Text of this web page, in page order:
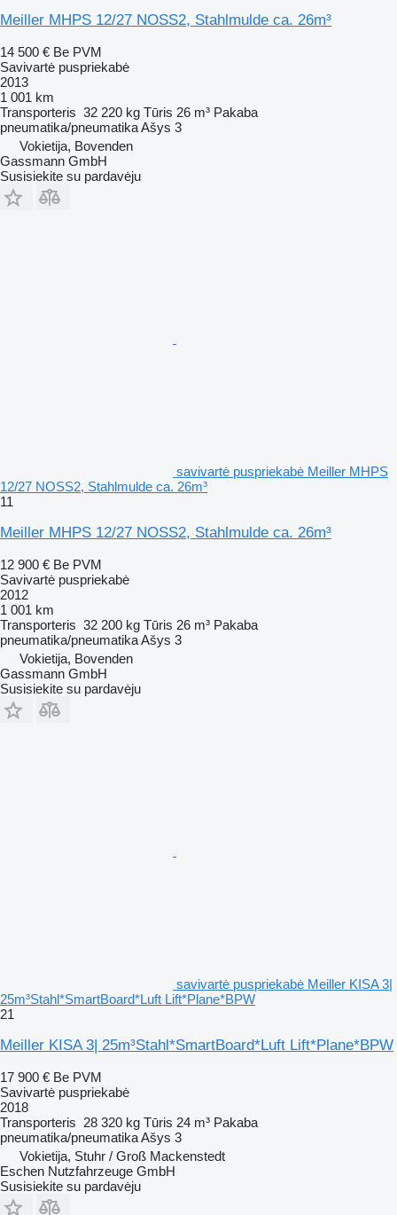
Meiller MHPS 12/27 NOSS2, Stahlmulde ca. 26m³
14 500 € Be PVM
Savivartė puspriekabė
2013
1 001 km
Transporteris 32 220 kg Tūris 26 m³ Pakaba
pneumatika/pneumatikaAšys 3
Vokietija, Bovenden
Gassmann GmbH
Susisiekite su pardavėju
savivartė puspriekabė Meiller MHPS
12/27 NOSS2, Stahlmulde ca. 26m³
11
Meiller MHPS 12/27 NOSS2, Stahlmulde ca. 26m³
12 900 € Be PVM
Savivartė puspriekabė
2012
1 001 km
Transporteris 32 200 kg Tūris 26 m³ Pakaba
pneumatika/pneumatikaAšys 3
Vokietija, Bovenden
Gassmann GmbH
Susisiekite su pardavėju
savivartė puspriekabė Meiller KISA 3|
25m³Stahl*SmartBoard*Luft Lift*Plane*BPW
21
Meiller KISA 3| 25m³Stahl*SmartBoard*Luft Lift*Plane*BPW
17 900 € Be PVM
Savivartė puspriekabė
2018
Transporteris 28 320 kg Tūris 24 m³ Pakaba
pneumatika/pneumatikaAšys 3
Vokietija, Stuhr / Groß Mackenstedt
Eschen Nutzfahrzeuge GmbH
Susisiekite su pardavėju